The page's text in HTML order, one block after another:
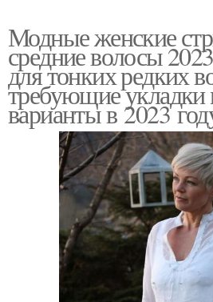
Модные женские
средние волосы
для тонких редких
требующие
варианты в 2023